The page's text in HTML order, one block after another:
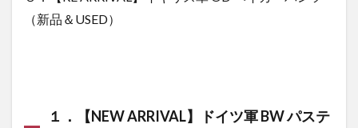
（新品＆USED）
１．
【NEW ARRIVAL】ドイツ軍 BW パステ